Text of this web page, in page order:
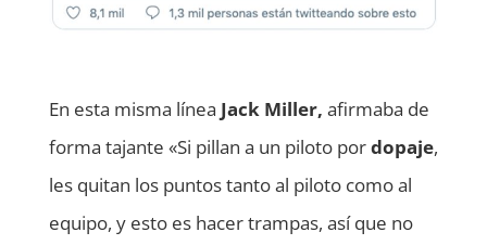
En esta misma línea Jack Miller, afirmaba de
forma tajante «Si pillan a un piloto pordopaje,
les quitan los puntos tanto al piloto como al
equipo, y esto es hacer trampas, así que no